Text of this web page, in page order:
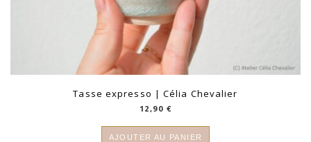
Tasse expresso | Célia Chevalier
12,90 €
AJOUTER AU PANIER